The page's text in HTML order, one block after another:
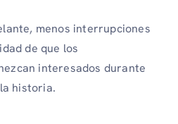
menos interrupciones
de que los
interesados durante
historia.